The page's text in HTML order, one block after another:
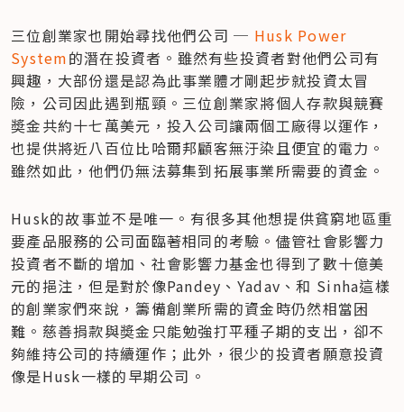
三位創業家也開始尋找他們公司 ─ Husk Power
System的潛在投資者。雖然有些投資者對他們公司有
興趣，大部份還是認為此事業體才剛起步就投資太冒
險，公司因此遇到瓶頸。三位創業家將個人存款與競賽
奬金共約十七萬美元，投入公司讓兩個工廠得以運作，
也提供將近八百位比哈爾邦顧客無汙染且便宜的電力。
雖然如此，他們仍無法募集到拓展事業所需要的資金。
Husk的故事並不是唯一。有很多其他想提供貧窮地區重
要產品服務的公司面臨著相同的考驗。儘管社會影響力
投資者不斷的增加、社會影響力基金也得到了數十億美
元的挹注，但是對於像Pandey、Yadav、和 Sinha這樣
的創業家們來說，籌備創業所需的資金時仍然相當困
難。慈善捐款與奬金只能勉強打平種子期的支出，卻不
夠維持公司的持續運作；此外，很少的投資者願意投資
像是Husk一樣的早期公司。